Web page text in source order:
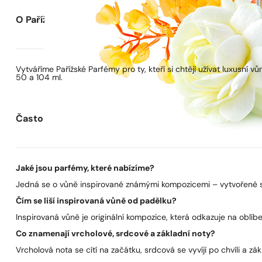
O Pařížských Parfémech
Vytváříme Pařížské Parfémy pro ty, kteří si chtějí užívat luxusní
50 a 104 ml.
Často kladené otázky
Jaké jsou parfémy, které nabízíme?
Jedná se o vůně inspirované známými kompozicemi –
Čím se liší inspirovaná vůně od padělku?
Inspirovaná vůně je originální kompozice, která odkazuje na
Co znamenají vrcholové, srdcové a základní noty?
Vrcholová nota se cítí na začátku, srdcová se vyvíjí po chvíli a